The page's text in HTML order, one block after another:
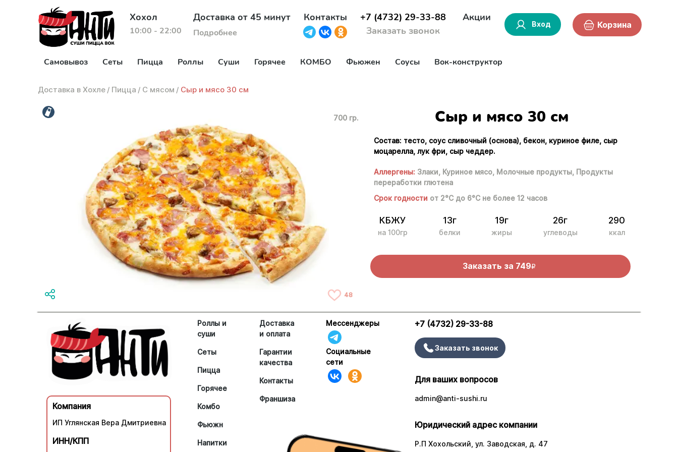
Хохол
10:00 - 22:00
Доставка от 45 минут
Подробнее
Контакты
+7 (4732) 29-33-88
Заказать звонок
Акции
Вход Корзина
Самовывоз Сеты Пицца Роллы Суши Горячее КОМБО Фьюжен Соусы Вок-конструктор
Доставка в Хохле / Пицца / С мясом / Сыр и мясо 30 см
700 гр.
48
Сыр и мясо 30 см
Состав: тесто, соус сливочный (основа), бекон, куриное филе, сыр
моцарелла, лук фри, сыр чеддер.
Аллергены: Злаки, Куриное мясо, Молочные продукты, Продукты
переработки глютена
Срок годности от 2°С до 6°С не более 12 часов
КБЖУ
на 100гр
13г
белки
19г
жиры
26г
углеводы
290
ккал
Заказать за 749R
Компания
ИП Углянская Вера Дмитриевна
ИНН/КПП
Роллы и
суши
Сеты
Пицца
Горячее
Комбо
Фьюжн
Напитки
Доставка
и оплата
Гарантии
качества
Контакты
Франшиза
Мессенджеры
Социальные
сети
+7 (4732) 29-33-88
Заказать звонок
Для ваших вопросов
admin@anti-sushi.ru
Юридический адрес компании
Р.П Хохольский, ул. Заводская, д. 47